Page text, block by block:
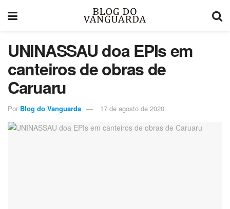
UNINASSAU doa EPIs em
canteiros de obras de
Caruaru
Por Blog do Vanguarda 17 de agosto de 2020